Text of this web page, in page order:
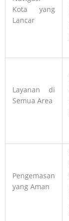
Kota yang
Lancar
Layanan di
Semua Area
Pengemasan
yang Aman